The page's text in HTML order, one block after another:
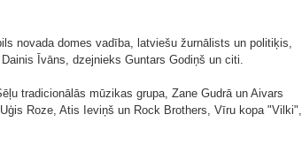
novada domes vadība, latviešu žurnālists un politiķis,
Īvāns, dzejnieks Guntars Godiņš un citi.
tradicionālās mūzikas grupa, Zane Gudrā un Aivars
Roze, Atis Ieviņš un Rock Brothers, Vīru kopa "Vilki",